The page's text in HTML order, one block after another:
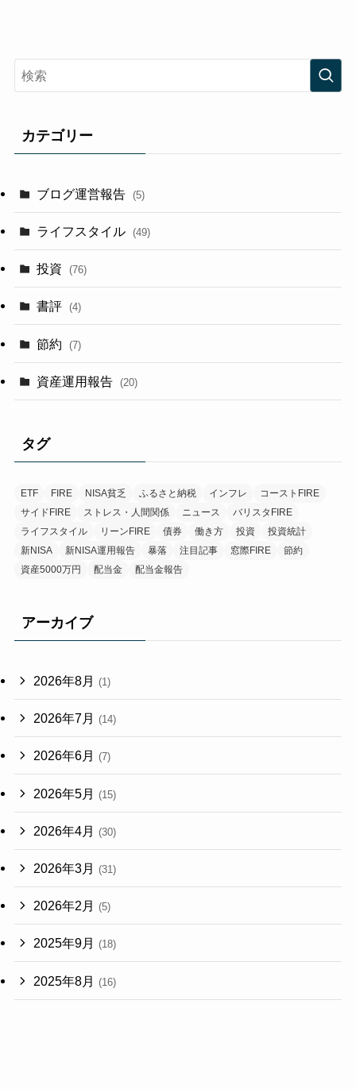
カテゴリー
ブログ運営報告 (5)
ライフスタイル (49)
投資 (76)
書評 (4)
節約 (7)
資産運用報告 (20)
タグ
ETF FIRE NISA貧乏 ふるさと納税 インフレ
コーストFIRE
サイドFIRE
ストレス・人間関係 ニュース
バリスタFIRE
ライフスタイル
リーンFIRE 債券 働き方 投資
投資統計
新NISA
新NISA運用報告 暴落 注目記事 窓際FIRE
節約
資産5000万円
配当金 配当金報告
アーカイブ
2026年8月 (1)
2026年7月 (14)
2026年6月 (7)
2026年5月 (15)
2026年4月 (30)
2026年3月 (31)
2026年2月 (5)
2025年9月 (18)
2025年8月 (16)